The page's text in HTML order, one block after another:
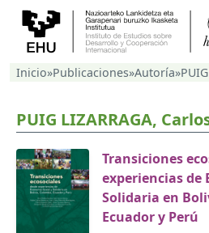
Inicio»Publicaciones»Autoría»
PUIG LIZARRAGA,
Transiciones
experiencias de
Solidaria en
Ecuador y Perú